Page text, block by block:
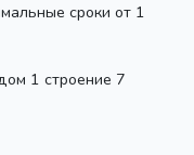
сроки от 1
1 строение 7